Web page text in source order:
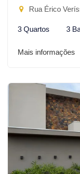
Rua Érico
3 Quartos 3
Mais informações